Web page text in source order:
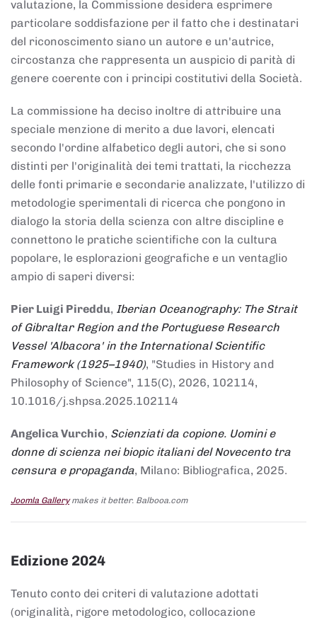
valutazione, la Commissione desidera esprimere
particolare soddisfazione per il fatto che i destinatari
del riconoscimento siano un autore e un'autrice,
circostanza che rappresenta un auspicio di parità di
genere coerente con i principi costitutivi della Società.
La commissione ha deciso inoltre di attribuire una
speciale menzione di merito a due lavori, elencati
secondo l'ordine alfabetico degli autori, che si sono
distinti per l'originalità dei temi trattati, la ricchezza
delle fonti primarie e secondarie analizzate, l'utilizzo di
metodologie sperimentali di ricerca che pongono in
dialogo la storia della scienza con altre discipline e
connettono le pratiche scientifiche con la cultura
popolare, le esplorazioni geografiche e un ventaglio
ampio di saperi diversi:
Pier Luigi Pireddu, Iberian Oceanography: The Strait
of Gibraltar Region and the Portuguese Research
Vessel 'Albacora' in the International Scientific
Framework (1925–1940), "Studies in History and
Philosophy of Science", 115(C), 2026, 102114,
10.1016/j.shpsa.2025.102114
Angelica Vurchio, Scienziati da copione. Uomini e
donne di scienza nei biopic italiani del Novecento tra
censura e propaganda, Milano: Bibliografica, 2025.
Joomla Gallerymakes it better. Balbooa.com
Edizione 2024
Tenuto conto dei criteri di valutazione adottati
(originalità, rigore metodologico, collocazione